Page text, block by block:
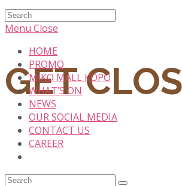
Search
this
Menu Close
HOME
PROMO
MIKO MALL KOPO
WHAT’S ON
NEWS
OUR SOCIAL MEDIA
CONTACT US
CAREER
GET